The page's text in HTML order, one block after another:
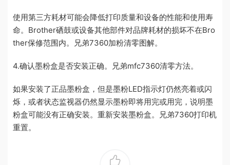
使用第三方耗材可能会降低打印质量和设备的性能和使用寿
命。Brother硒鼓或设备其他部件对品牌耗材的损坏不在Bro
ther保修范围内。兄弟7360加粉清零图解。
4.确认墨粉盒是否安装正确。兄弟mfc7360清零方法。
如果安装了正品墨粉盒，但是墨粉LED指示灯仍然亮着或闪
烁，或者状态监视器仍然显示墨粉即将用完或用完，说明墨
粉盒可能没有正确安装。重新安装墨粉盒。兄弟7360打印机
重置。